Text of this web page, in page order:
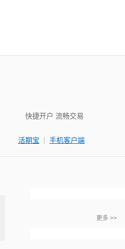
快捷开户 流畅交易
活期宝 | 手机客户端
更多 >>